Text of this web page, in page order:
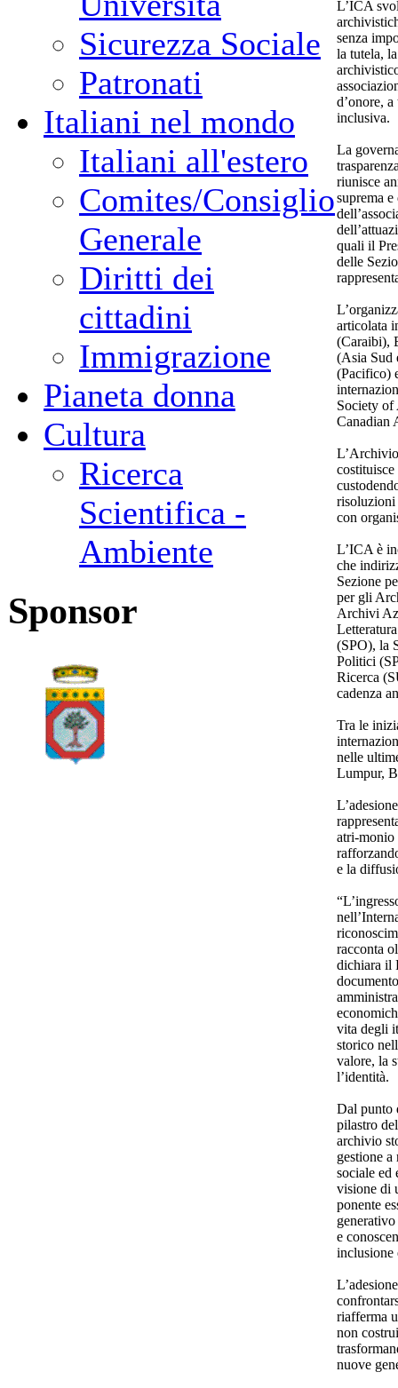
Sicurezza Sociale
Patronati
Italiani nel mondo
Italiani all'estero
Comites/Consiglio
Generale
Diritti dei
cittadini
Immigrazione
Pianeta donna
Cultura
Ricerca
Scientifica -
Ambiente
Sponsor
L’ICA
senza
la tutela,
d’onore,
inclusiva.
La
riunisce
suprema
quali il
delle
articolata
(Caraibi),
(Asia Sud
(Pacifico)
Society of
Canadian
risoluzioni
con
L’ICA è
che
Sezione
per gli
Archivi
(SPO), la
Politici
Ricerca
cadenza
Tra le
nelle
Lumpur,
atri-monio
e la
racconta
dichiara il
vita degli
storico
valore, la
l’identità.
Dal punto
pilastro
archivio
gestione a
sociale ed
visione di
ponente
e
inclusione
riafferma
non
nuove